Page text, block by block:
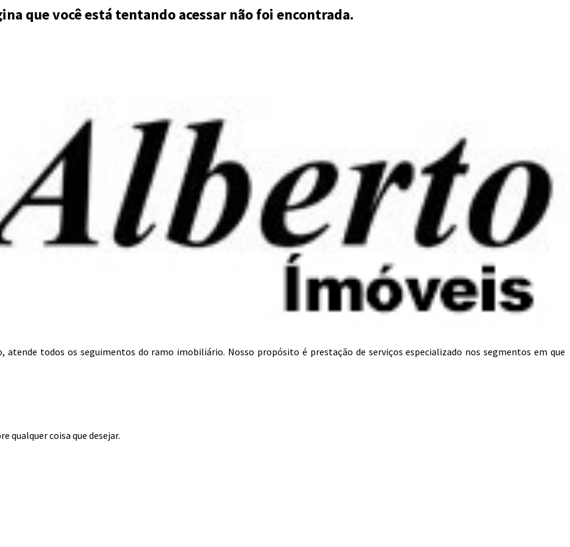
que você está tentando acessar não foi encontrada.
atende todos os seguimentos do ramo imobiliário. Nosso propósito é prestação de serviços especializado nos segmentos em que
qualquer coisa que desejar.